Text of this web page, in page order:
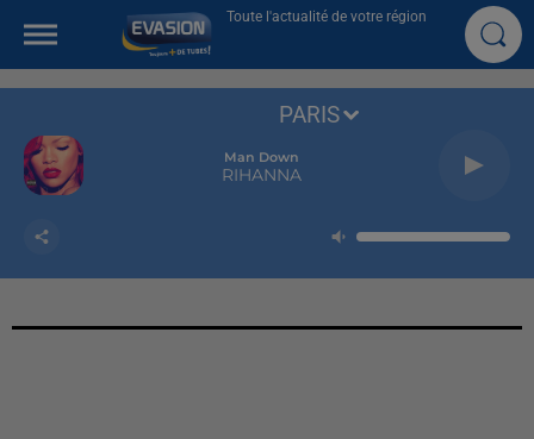
Toute l'actualité de votre région
Man Down
RIHANNA
PARIS